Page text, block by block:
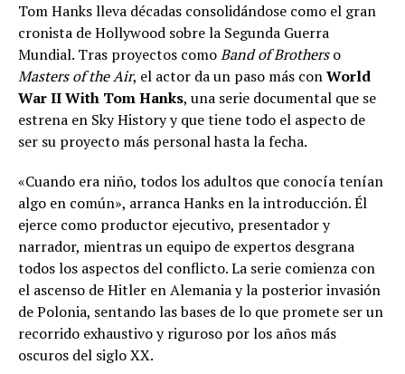
Tom Hanks lleva décadas consolidándose como el gran
cronista de Hollywood sobre la Segunda Guerra
Mundial. Tras proyectos comoBand of Brotherso
Masters of the Air, el actor da un paso más conWorld
War II With Tom Hanks, una serie documental que se
estrena en Sky History y que tiene todo el aspecto de
ser su proyecto más personal hasta la fecha.
«Cuando era niño, todos los adultos que conocía tenían
algo en común», arranca Hanks en la introducción. Él
ejerce como productor ejecutivo, presentador y
narrador, mientras un equipo de expertos desgrana
todos los aspectos del conflicto. La serie comienza con
el ascenso de Hitler en Alemania y la posterior invasión
de Polonia, sentando las bases de lo que promete ser un
recorrido exhaustivo y riguroso por los años más
oscuros del siglo XX.